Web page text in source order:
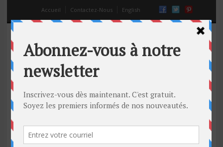
Accueil Contactez-Nous English
septembre 20, 2014